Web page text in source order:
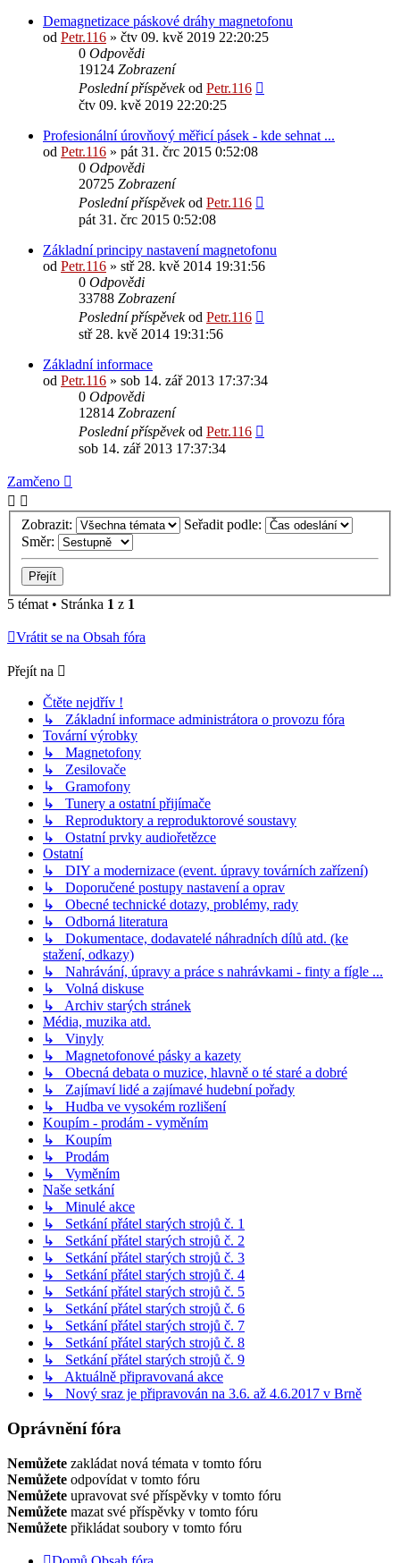
Demagnetizace páskové dráhy magnetofonu
od Petr.116 » čtv 09. kvě 2019 22:20:25
0 Odpovědi
19124 Zobrazení
Poslední příspěvekod Petr.116
čtv 09. kvě 2019 22:20:25
Profesionální úrovňový měřicí pásek - kde sehnat ...
od Petr.116 » pát 31. črc 2015 0:52:08
0 Odpovědi
20725 Zobrazení
Poslední příspěvekod Petr.116
pát 31. črc 2015 0:52:08
Základní principy nastavení magnetofonu
od Petr.116 » stř 28. kvě 2014 19:31:56
0 Odpovědi
33788 Zobrazení
Poslední příspěvekod Petr.116
stř 28. kvě 2014 19:31:56
Základní informace
od Petr.116 » sob 14. zář 2013 17:37:34
0 Odpovědi
12814 Zobrazení
Poslední příspěvekod Petr.116
sob 14. zář 2013 17:37:34
Zamčeno
Zobrazit:
Seřadit podle:
Směr:
5 témat • Stránka 1 z 1
Vrátit se na Obsah fóra
Přejít na
Čtěte nejdřív !
↳ Základní informace administrátora o provozu fóra
Tovární výrobky
↳ Magnetofony
↳ Zesilovače
↳ Gramofony
↳ Tunery a ostatní přijímače
↳ Reproduktory a reproduktorové soustavy
↳ Ostatní prvky audiořetězce
Ostatní
↳ DIY a modernizace (event. úpravy továrních zařízení)
↳ Doporučené postupy nastavení a oprav
↳ Obecné technické dotazy, problémy, rady
↳ Odborná literatura
↳ Dokumentace, dodavatelé náhradních dílů atd. (ke
stažení, odkazy)
↳ Nahrávání, úpravy a práce s nahrávkami - finty a fígle ...
↳ Volná diskuse
↳ Archiv starých stránek
Média, muzika atd.
↳ Vinyly
↳ Magnetofonové pásky a kazety
↳ Obecná debata o muzice, hlavně o té staré a dobré
↳ Zajímaví lidé a zajímavé hudební pořady
↳ Hudba ve vysokém rozlišení
Koupím - prodám - vyměním
↳ Koupím
↳ Prodám
↳ Vyměním
Naše setkání
↳ Minulé akce
↳ Setkání přátel starých strojů č. 1
↳ Setkání přátel starých strojů č. 2
↳ Setkání přátel starých strojů č. 3
↳ Setkání přátel starých strojů č. 4
↳ Setkání přátel starých strojů č. 5
↳ Setkání přátel starých strojů č. 6
↳ Setkání přátel starých strojů č. 7
↳ Setkání přátel starých strojů č. 8
↳ Setkání přátel starých strojů č. 9
↳ Aktuálně připravovaná akce
↳ Nový sraz je připravován na 3.6. až 4.6.2017 v Brně
Oprávnění fóra
Nemůžete zakládat nová témata v tomto fóru
Nemůžete odpovídat v tomto fóru
Nemůžete upravovat své příspěvky v tomto fóru
Nemůžete mazat své příspěvky v tomto fóru
Nemůžete přikládat soubory v tomto fóru